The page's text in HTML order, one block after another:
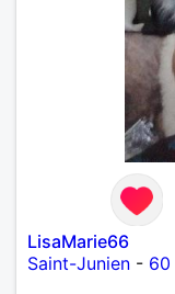
LisaMarie66
Saint-Junien - 60